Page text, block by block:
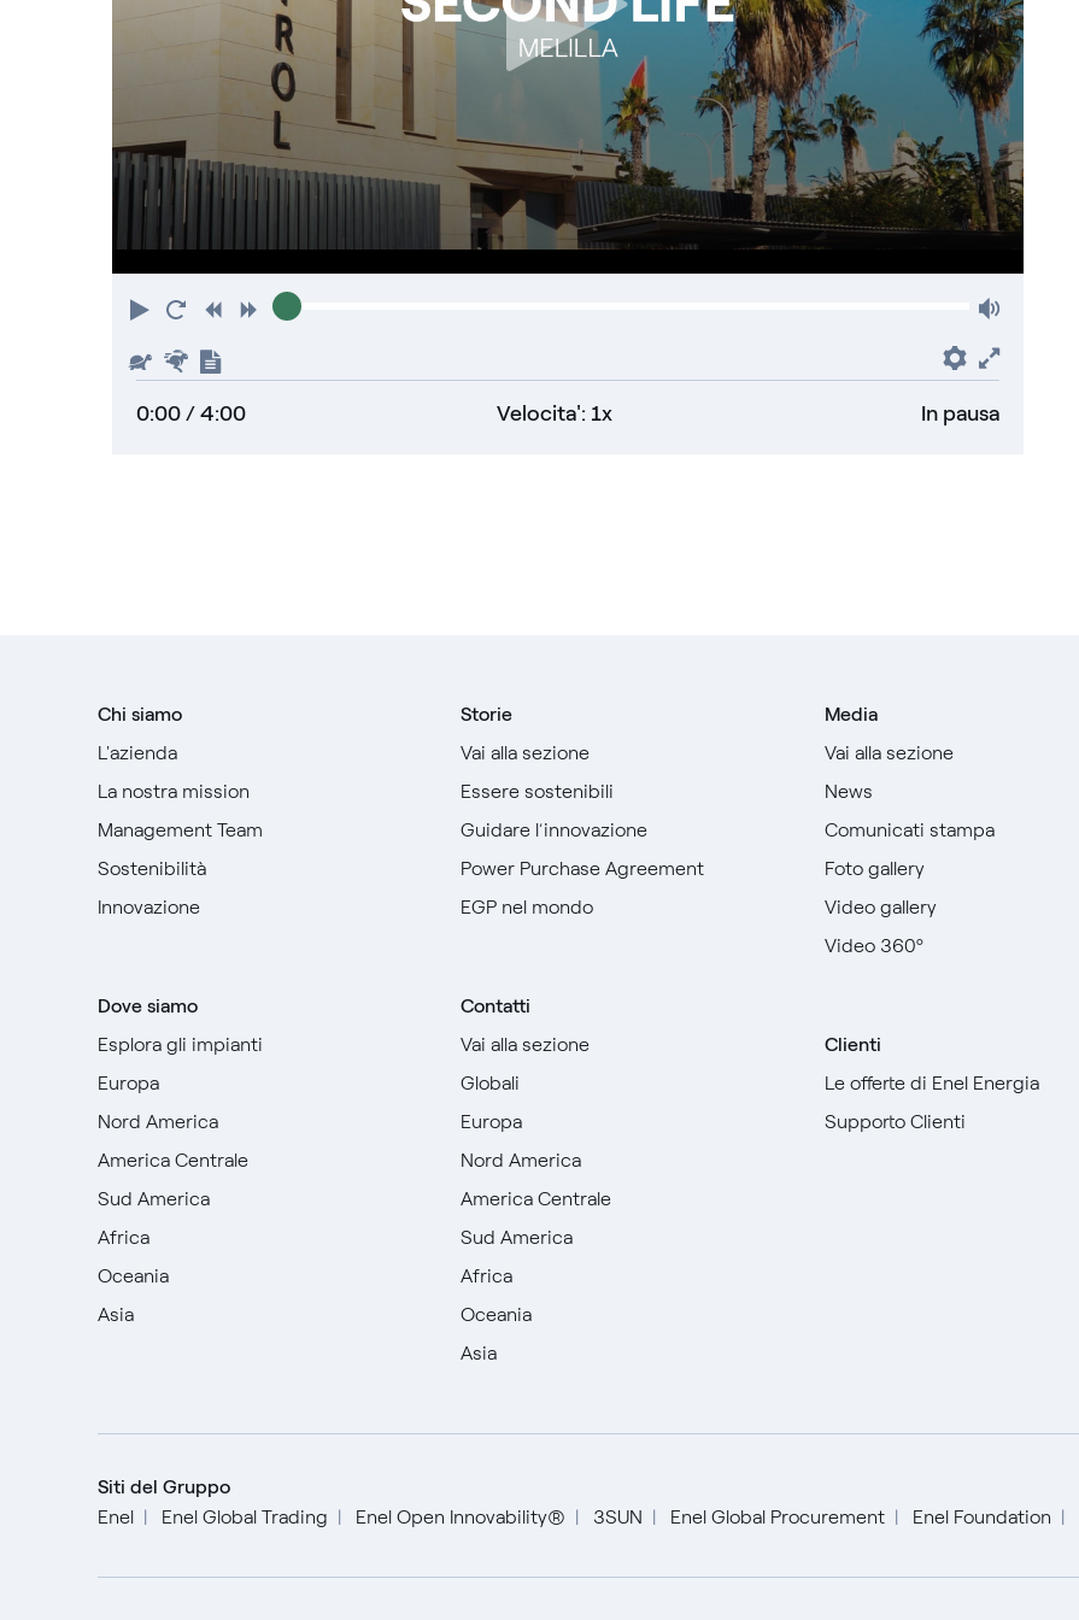
Riproduci
TornaIndietro
Avanti
Piu'
lento
Piu'
velocetrascrizione
Preferenze
0:00/ 4:00 Velocita': 1x In pausa
Chi siamo
L'azienda
La nostra mission
Management Team
Sostenibilità
Innovazione
Dove siamo
Esplora gli impianti
Europa
Nord America
America Centrale
Sud America
Africa
Oceania
Asia
Storie
Vai alla sezione
Essere sostenibili
Guidare l’innovazione
Power Purchase Agreement
EGP nel mondo
Contatti
Vai alla sezione
Globali
Europa
Nord America
America Centrale
Sud America
Africa
Oceania
Asia
Media
Vai alla sezione
News
Comunicati stampa
Foto gallery
Video gallery
Video 360º
Clienti
Le offerte di Enel Energia
Supporto Clienti
Siti del Gruppo
Enel
Enel Global Trading Enel Open Innovability® 3SUN Enel Global Procurement Enel Foundation